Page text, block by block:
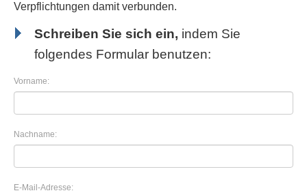
Verpflichtungen damit verbunden.
Schreiben Sie sich ein, indem Sie
folgendes Formular benutzen:
Vorname:
Nachname:
E-Mail-Adresse: